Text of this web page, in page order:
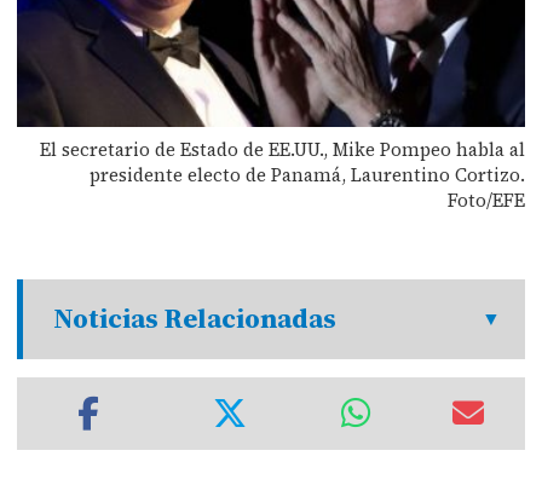
El secretario de Estado de EE.UU., Mike Pompeo habla al
presidente electo de Panamá, Laurentino Cortizo.
Foto/EFE
Noticias Relacionadas